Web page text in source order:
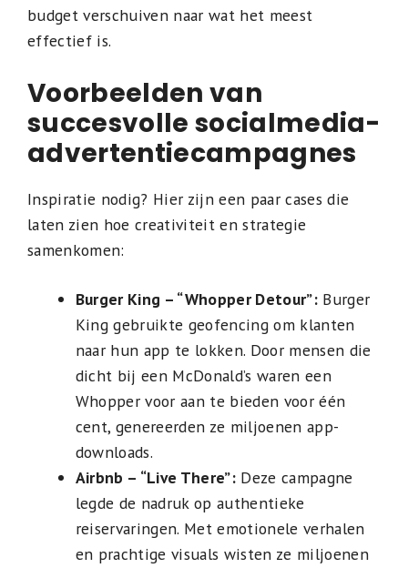
budget verschuiven naar wat het meest
effectief is.
Voorbeelden van
succesvolle socialmedia-
advertentiecampagnes
Inspiratie nodig? Hier zijn een paar cases die
laten zien hoe creativiteit en strategie
samenkomen:
Burger King – “Whopper Detour”: Burger
King gebruikte geofencing om klanten
naar hun app te lokken. Door mensen die
dicht bij een McDonald’s waren een
Whopper voor aan te bieden voor één
cent, genereerden ze miljoenen app-
downloads.
Airbnb – “Live There”: Deze campagne
legde de nadruk op authentieke
reiservaringen. Met emotionele verhalen
en prachtige visuals wisten ze miljoenen